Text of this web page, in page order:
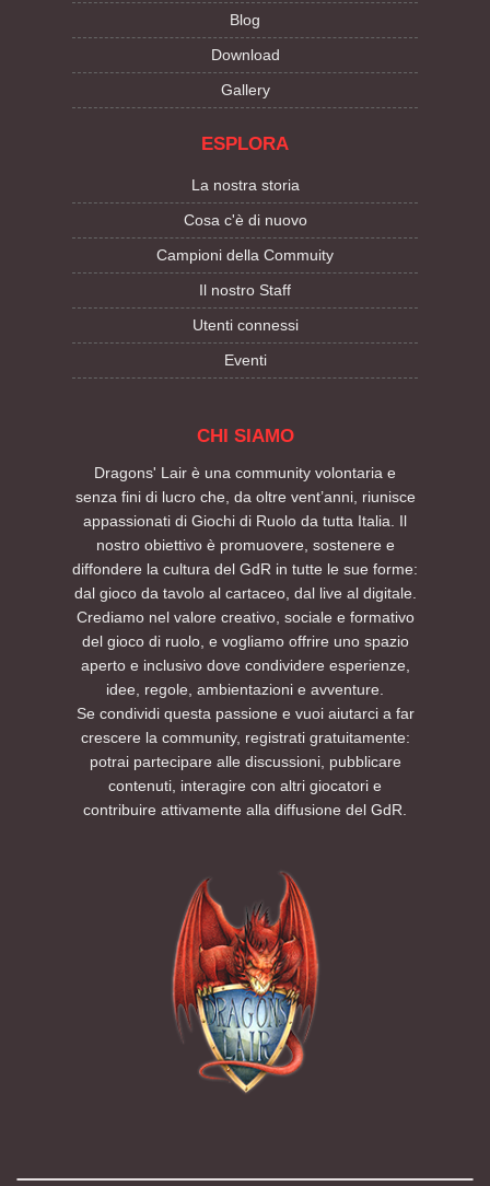
Blog
Download
Gallery
ESPLORA
La nostra storia
Cosa c'è di nuovo
Campioni della Commuity
Il nostro Staff
Utenti connessi
Eventi
CHI SIAMO
Dragons' Lair è una community volontaria e
senza fini di lucro che, da oltre vent’anni, riunisce
appassionati di Giochi di Ruolo da tutta Italia. Il
nostro obiettivo è promuovere, sostenere e
diffondere la cultura del GdR in tutte le sue forme:
dal gioco da tavolo al cartaceo, dal live al digitale.
Crediamo nel valore creativo, sociale e formativo
del gioco di ruolo, e vogliamo offrire uno spazio
aperto e inclusivo dove condividere esperienze,
idee, regole, ambientazioni e avventure.
Se condividi questa passione e vuoi aiutarci a far
crescere la community, registrati gratuitamente:
potrai partecipare alle discussioni, pubblicare
contenuti, interagire con altri giocatori e
contribuire attivamente alla diffusione del GdR.